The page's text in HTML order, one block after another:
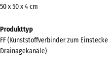
zu
Farben?
Farbpalette
50 x 50 x 4 cm
Abmessungen
für
den
Produkttyp
FF (Kunststoffverbinder zum
Drainagekanäle)